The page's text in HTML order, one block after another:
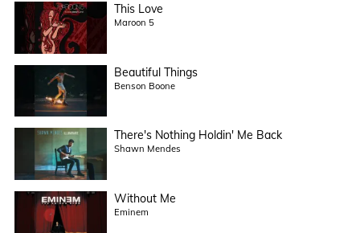
This Love
Maroon 5
Beautiful Things
Benson Boone
There's Nothing Holdin' Me Back
Shawn Mendes
Without Me
Eminem